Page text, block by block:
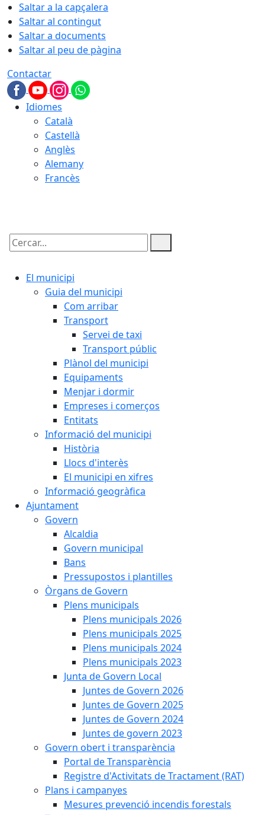
Saltar a la capçalera
Saltar al contingut
Saltar a documents
Saltar al peu de pàgina
Contactar
Idiomes
Català
Castellà
Anglès
Alemany
Francès
Cercar:
El municipi
Guia del municipi
Com arribar
Transport
Servei de taxi
Transport públic
Plànol del municipi
Equipaments
Menjar i dormir
Empreses i comerços
Entitats
Informació del municipi
Història
Llocs d'interès
El municipi en xifres
Informació geogràfica
Ajuntament
Govern
Alcaldia
Govern municipal
Bans
Pressupostos i plantilles
Òrgans de Govern
Plens municipals
Plens municipals 2026
Plens municipals 2025
Plens municipals 2024
Plens municipals 2023
Junta de Govern Local
Juntes de Govern 2026
Juntes de Govern 2025
Juntes de Govern 2024
Juntes de govern 2023
Govern obert i transparència
Portal de Transparència
Registre d'Activitats de Tractament (RAT)
Plans i campanyes
Mesures prevenció incendis forestals